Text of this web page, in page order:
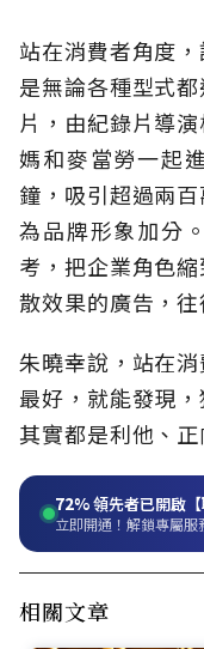
站在消費者角度
是無論各種型式
片，由紀錄片導
媽和麥當勞一起
鐘，吸引超過兩
為品牌形象加分
考，把企業角色
散效果的廣告，
朱曉幸說，站在
最好，就能發現
其實都是利他、正
72%領先者已開啟【
立即開通！解鎖專屬服
相關文章